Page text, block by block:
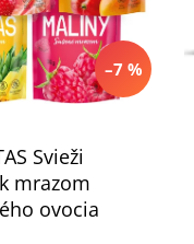
–7 %
Svieži
mrazom
ovocia